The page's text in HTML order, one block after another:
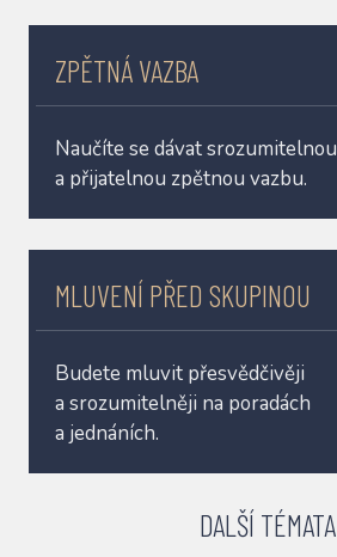
ZPĚTNÁ VAZBA
Naučíte se dávat srozumitelnou
a přijatelnou zpětnou vazbu.
MLUVENÍ PŘED SKUPINOU
Budete mluvit přesvědčivěji
a srozumitelněji na poradách
a jednáních.
DALŠÍ TÉMATA